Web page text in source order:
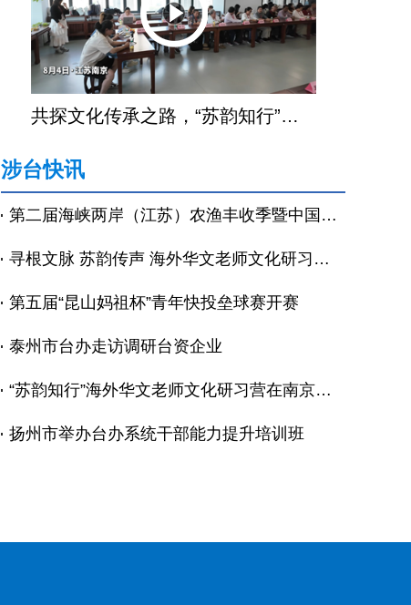
共探文化传承之路，“苏韵知行”海外华文老师文化研习营在宁结营
涉台快讯
第二届海峡两岸（江苏）农渔丰收季暨中国农民丰收节启东专场活动启幕
寻根文脉 苏韵传声 海外华文老师文化研习营在宁结营
第五届“昆山妈祖杯”青年快投垒球赛开赛
泰州市台办走访调研台资企业
“苏韵知行”海外华文老师文化研习营在南京开营
扬州市举办台办系统干部能力提升培训班